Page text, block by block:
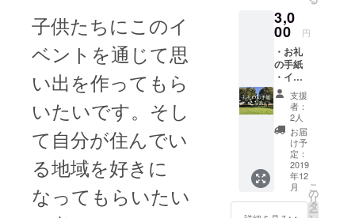
子供たちにこのイ
ベントを通じて思
い出を作ってもら
いたいです。そし
て自分が住んでい
る地域を好きに
なってもらいたい
お名前
の記入
をお願
いしま
す。
3,0
00 円
・お礼
の手紙
・イベ
ント時
の写真
誠心誠
意を
持って
お礼の
お手紙
をお送
りしま
す。ま
支援
者：
2人
お届
け予
定：
2019
年12
月
こ
の
リ
タ
ー